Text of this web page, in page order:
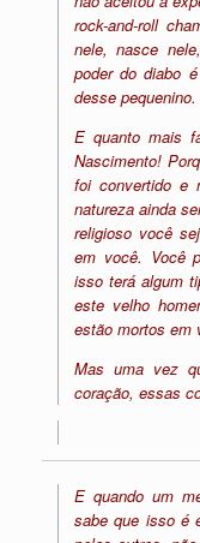
rock-and-roll
nele, nasce
poder do diabo
desse pequenino.
E quanto mais
Nascimento!
foi convertido e
natureza ainda
religioso você
em você. Você
isso terá algum
este velho
estão mortos em
Mas uma vez
coração, essas
E quando um
sabe que isso é